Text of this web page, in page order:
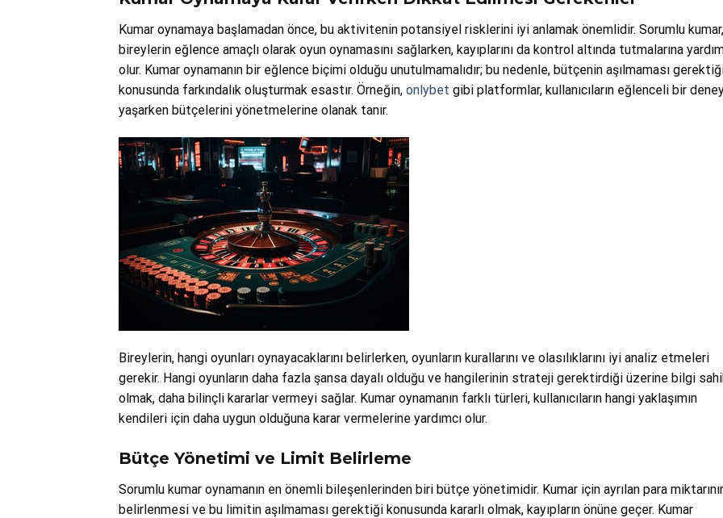
Kumar oynamaya başlamadan önce, bu aktivitenin potansiyel risklerini iyi anlamak önemlidir. Sorumlu kumar,
bireylerin eğlence amaçlı olarak oyun oynamasını sağlarken, kayıplarını da kontrol altında tutmalarına
olur. Kumar oynamanın bir eğlence biçimi olduğu unutulmamalıdır; bu nedenle, bütçenin aşılmaması
konusunda farkındalık oluşturmak esastır. Örneğin, onlybet gibi platformlar, kullanıcıların eğlenceli bir
yaşarken bütçelerini yönetmelerine olanak tanır.
Bireylerin, hangi oyunları oynayacaklarını belirlerken, oyunların kurallarını ve olasılıklarını iyi analiz etmeleri
gerekir. Hangi oyunların daha fazla şansa dayalı olduğu ve hangilerinin strateji gerektirdiği üzerine bilgi
olmak, daha bilinçli kararlar vermeyi sağlar. Kumar oynamanın farklı türleri, kullanıcıların hangi yaklaşımın
kendileri için daha uygun olduğuna karar vermelerine yardımcı olur.
Bütçe Yönetimi ve Limit Belirleme
Sorumlu kumar oynamanın en önemli bileşenlerinden biri bütçe yönetimidir. Kumar için ayrılan para
belirlenmesi ve bu limitin aşılmaması gerektiği konusunda kararlı olmak, kayıpların önüne geçer. Kumar